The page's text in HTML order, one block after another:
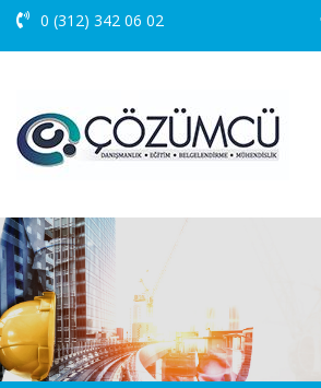
0 (312) 342 06 02